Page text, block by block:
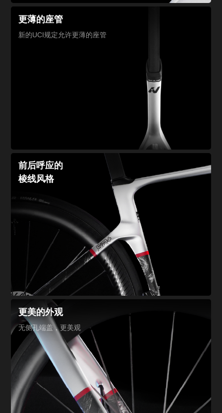
更薄的座管
新的UCI规定允许更薄的座管
前后呼应的
棱线风格
更美的外观
无侧孔端盖，更美观